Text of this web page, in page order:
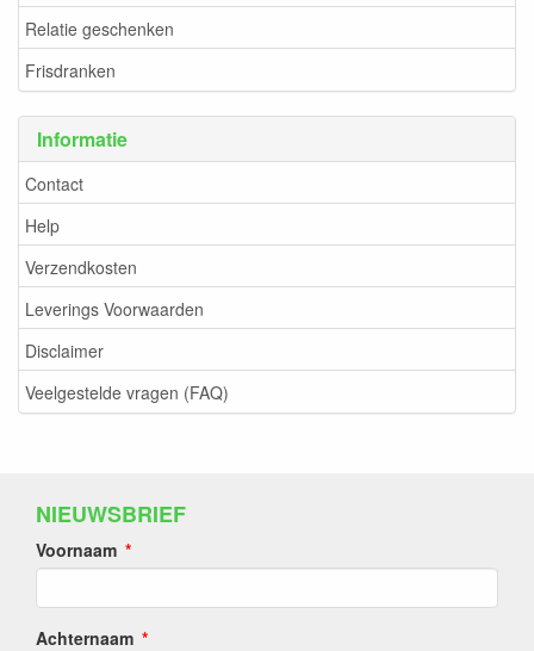
Relatie geschenken
Frisdranken
Informatie
Contact
Help
Verzendkosten
Leverings Voorwaarden
Disclaimer
Veelgestelde vragen (FAQ)
NIEUWSBRIEF
Voornaam
Achternaam